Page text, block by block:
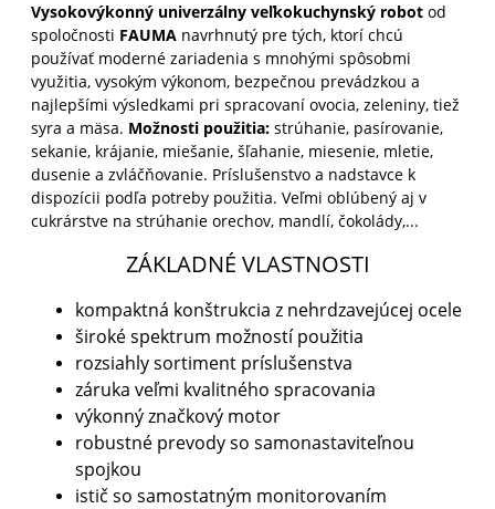
Vysokovýkonný univerzálny veľkokuchynský robotod
spoločnosti FAUMA navrhnutý pre tých, ktorí chcú
používať moderné zariadenia s mnohými spôsobmi
využitia, vysokým výkonom, bezpečnou prevádzkou a
najlepšími výsledkami pri spracovaní ovocia, zeleniny, tiež
syra a mäsa. Možnosti použitia:strúhanie, pasírovanie,
sekanie, krájanie, miešanie, šľahanie, miesenie, mletie,
dusenie a zvláčňovanie. Príslušenstvo a nadstavce k
dispozícii podľa potreby použitia. Veľmi oblúbený aj v
cukrárstve na strúhanie orechov, mandlí, čokolády,...
ZÁKLADNÉ VLASTNOSTI
kompaktná konštrukcia z nehrdzavejúcej ocele
široké spektrum možností použitia
rozsiahly sortiment príslušenstva
záruka veľmi kvalitného spracovania
výkonný značkový motor
robustné prevody so samonastaviteľnou
spojkou
istič so samostatným monitorovaním